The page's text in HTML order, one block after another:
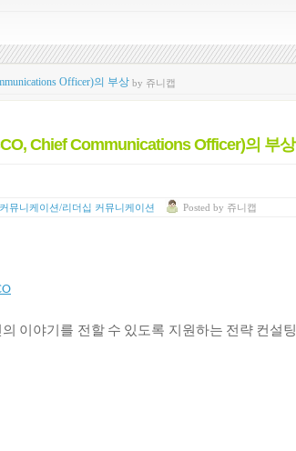
Officer)의 부상 by 쥬니캡
Chief Communications Officer)의 부상
뮤니케이션/리더십 커뮤니케이션 Posted by 쥬니캡
이야기를 전할 수 있도록 지원하는 전략 컨설팅